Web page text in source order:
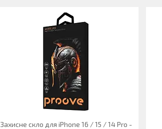
Захисне скло для iPhone 16 / 15 / 14 Pro -